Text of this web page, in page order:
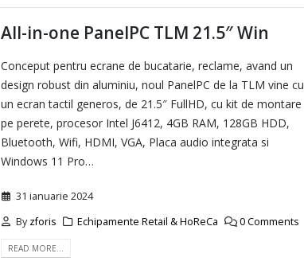
All-in-one PanelPC TLM 21.5″ Win
Conceput pentru ecrane de bucatarie, reclame, avand un
design robust din aluminiu, noul PanelPC de la TLM vine cu
un ecran tactil generos, de 21.5″ FullHD, cu kit de montare
pe perete, procesor Intel J6412, 4GB RAM, 128GB HDD,
Bluetooth, Wifi, HDMI, VGA, Placa audio integrata si
Windows 11 Pro…
31 ianuarie 2024
Byzforis Echipamente Retail & HoReCa 0 Comments
READ MORE…